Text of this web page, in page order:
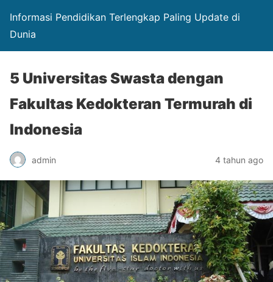
Informasi Pendidikan Terlengkap Paling Update di
Dunia
5 Universitas Swasta dengan
Fakultas Kedokteran Termurah di
Indonesia
admin 4 tahun ago